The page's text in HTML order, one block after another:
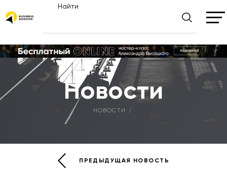
Найти
Новости
НОВОСТИ
ПРЕДЫДУЩАЯ НОВОСТЬ